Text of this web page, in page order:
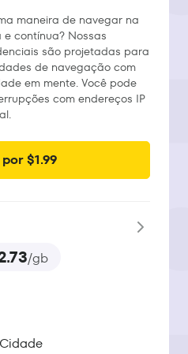
maneira de navegar na
contínua? Nossas
são projetadas para
de navegação com
em mente. Você pode
com endereços IP
$1.99
/gb